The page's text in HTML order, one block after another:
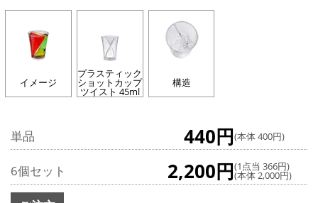
イメージ
プラスティック
ショットカップ
ツイスト 45ml
構造
単品 440円(本体 400円)
6個セット 2,200円(1点当 366円)
(本体 2,000円)